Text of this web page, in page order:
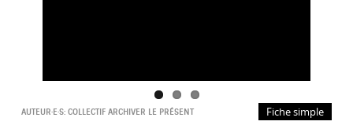
Précédent
AUTEUR·E·S: COLLECTIF ARCHIVER LE PRÉSENT
Fiche simple